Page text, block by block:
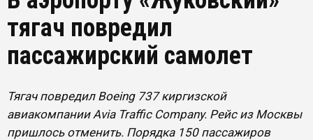
тягач повредил
пассажирский самолет
Тягач повредил Boeing 737 киргизской
авиакомпании Avia Traffic Company. Рейс из Москвы
пришлось отменить. Порядка 150 пассажиров